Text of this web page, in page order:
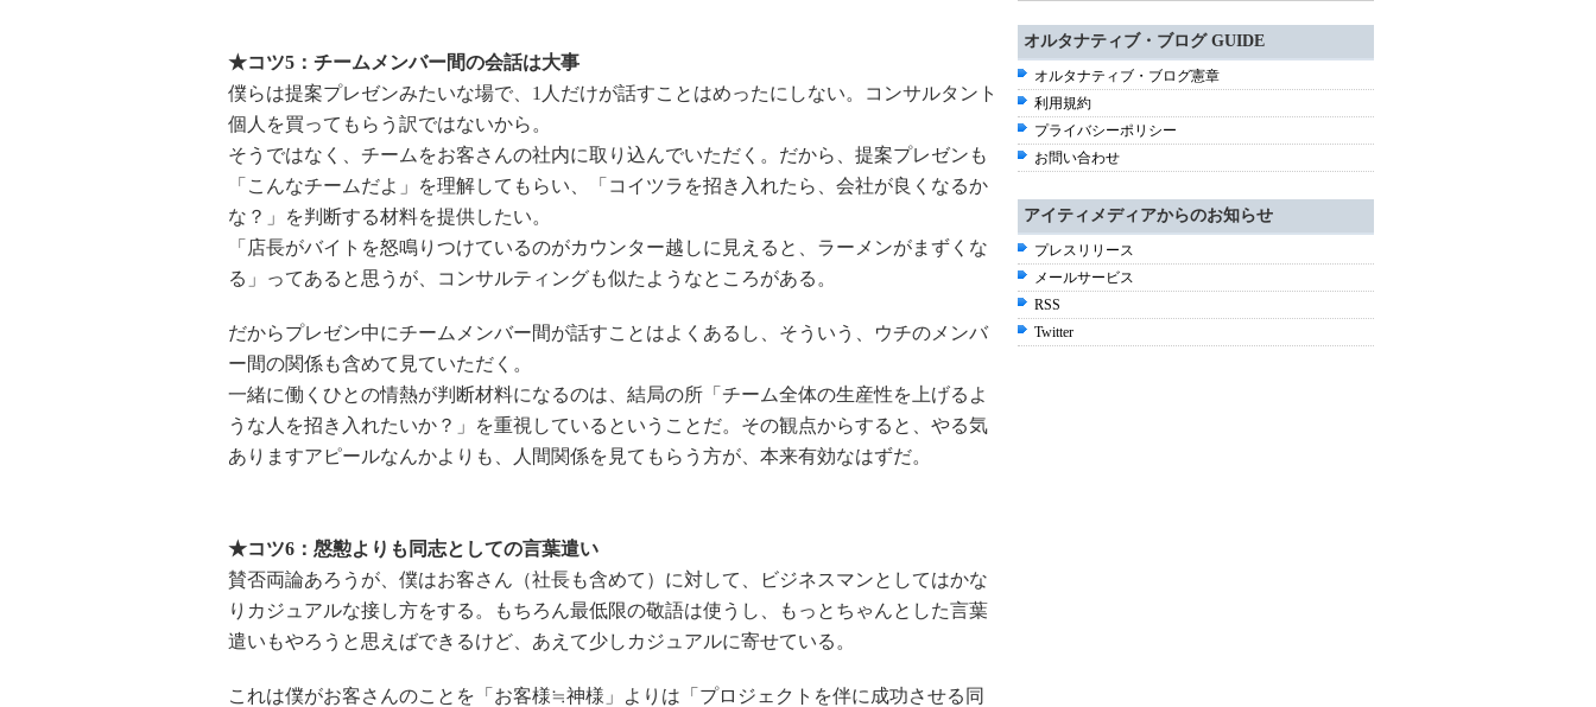
★コツ5：チームメンバー間の会話は大事
僕らは提案プレゼンみたいな場で、1人だけが話すことはめったにしない。コンサルタント
個人を買ってもらう訳ではないから。
そうではなく、チームをお客さんの社内に取り込んでいただく。だから、提案プレゼンも
「こんなチームだよ」を理解してもらい、「コイツラを招き入れたら、会社が良くなるか
な？」を判断する材料を提供したい。
「店長がバイトを怒鳴りつけているのがカウンター越しに見えると、ラーメンがまずくな
る」ってあると思うが、コンサルティングも似たようなところがある。
だからプレゼン中にチームメンバー間が話すことはよくあるし、そういう、ウチのメンバ
ー間の関係も含めて見ていただく。
一緒に働くひとの情熱が判断材料になるのは、結局の所「チーム全体の生産性を上げるよ
うな人を招き入れたいか？」を重視しているということだ。その観点からすると、やる気
ありますアピールなんかよりも、人間関係を見てもらう方が、本来有効なはずだ。
★コツ6：慇懃よりも同志としての言葉遣い
賛否両論あろうが、僕はお客さん（社長も含めて）に対して、ビジネスマンとしてはかな
りカジュアルな接し方をする。もちろん最低限の敬語は使うし、もっとちゃんとした言葉
遣いもやろうと思えばできるけど、あえて少しカジュアルに寄せている。
これは僕がお客さんのことを「お客様≒神様」よりは「プロジェクトを伴に成功させる同
オルタナティブ・ブログ GUIDE
オルタナティブ・ブログ憲章
利用規約
プライバシーポリシー
お問い合わせ
アイティメディアからのお知らせ
プレスリリース
メールサービス
RSS
Twitter